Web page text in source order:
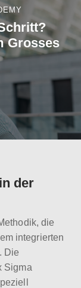
Grosses
der
die
integrierten
Die
Sigma